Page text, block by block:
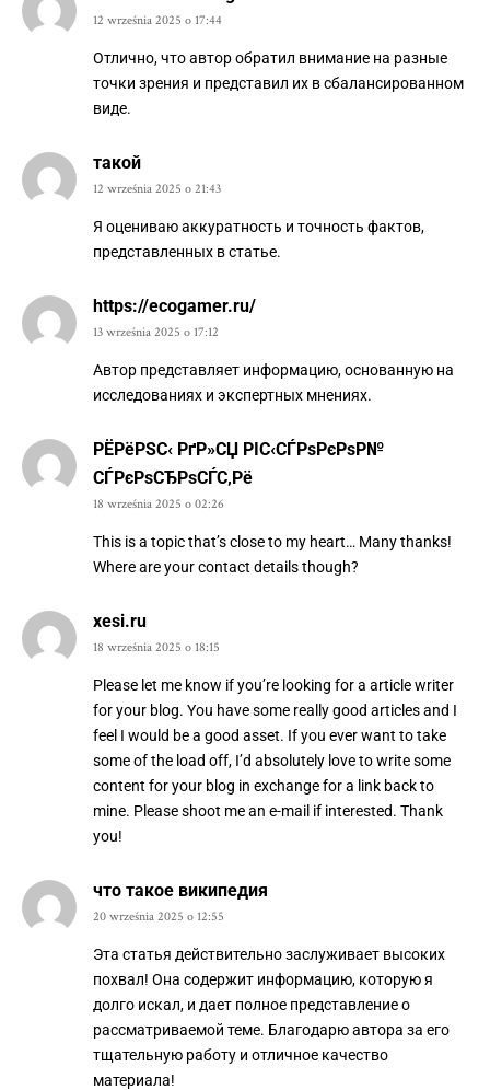
12 września 2025 o 17:44
Отлично, что автор обратил внимание на разные
точки зрения и представил их в сбалансированном
виде.
такой
12 września 2025 o 21:43
Я оцениваю аккуратность и точность фактов,
представленных в статье.
https://ecogamer.ru/
13 września 2025 o 17:12
Автор представляет информацию, основанную на
исследованиях и экспертных мнениях.
РЁРёРЅС‹ РґР»СЏ РІС‹СЃРѕРєРѕР№
СЃРєРѕСЂРѕСЃС‚Рё
18 września 2025 o 02:26
This is a topic that’s close to my heart… Many thanks!
Where are your contact details though?
xesi.ru
18 września 2025 o 18:15
Please let me know if you’re looking for a article writer
for your blog. You have some really good articles and I
feel I would be a good asset. If you ever want to take
some of the load off, I’d absolutely love to write some
content for your blog in exchange for a link back to
mine. Please shoot me an e-mail if interested. Thank
you!
что такое википедия
20 września 2025 o 12:55
Эта статья действительно заслуживает высоких
похвал! Она содержит информацию, которую я
долго искал, и дает полное представление о
рассматриваемой теме. Благодарю автора за его
тщательную работу и отличное качество
материала!